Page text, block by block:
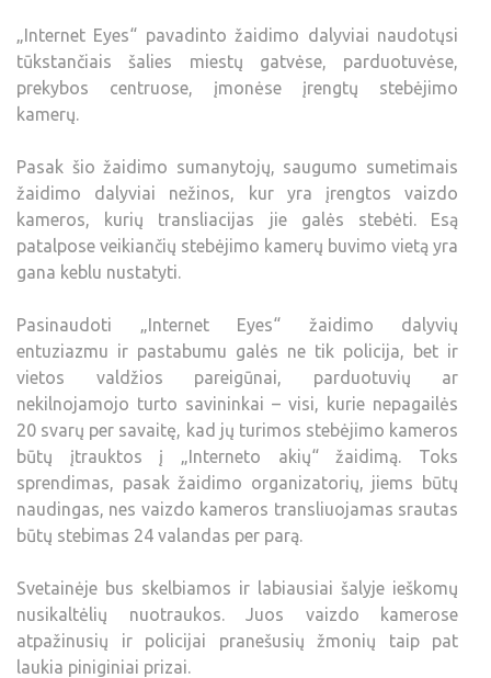
„Internet Eyes“ pavadinto žaidimo dalyviai naudotųsi
tūkstančiais šalies miestų gatvėse, parduotuvėse,
prekybos centruose, įmonėse įrengtų stebėjimo
kamerų.
Pasak šio žaidimo sumanytojų, saugumo sumetimais
žaidimo dalyviai nežinos, kur yra įrengtos vaizdo
kameros, kurių transliacijas jie galės stebėti. Esą
patalpose veikiančių stebėjimo kamerų buvimo vietą yra
gana keblu nustatyti.
Pasinaudoti „Internet Eyes“ žaidimo dalyvių
entuziazmu ir pastabumu galės ne tik policija, bet ir
vietos valdžios pareigūnai, parduotuvių ar
nekilnojamojo turto savininkai – visi, kurie nepagailės
20 svarų per savaitę, kad jų turimos stebėjimo kameros
būtų įtrauktos į „Interneto akių“ žaidimą. Toks
sprendimas, pasak žaidimo organizatorių, jiems būtų
naudingas, nes vaizdo kameros transliuojamas srautas
būtų stebimas 24 valandas per parą.
Svetainėje bus skelbiamos ir labiausiai šalyje ieškomų
nusikaltėlių nuotraukos. Juos vaizdo kamerose
atpažinusių ir policijai pranešusių žmonių taip pat
laukia piniginiai prizai.